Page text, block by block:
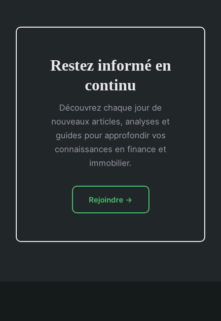
Restez informé en
continu
Découvrez chaque jour de
nouveaux articles, analyses et
guides pour approfondir vos
connaissances en finance et
immobilier.
Rejoindre →